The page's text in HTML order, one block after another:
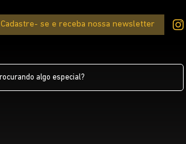
Cadastre- se e receba nossa newsletter